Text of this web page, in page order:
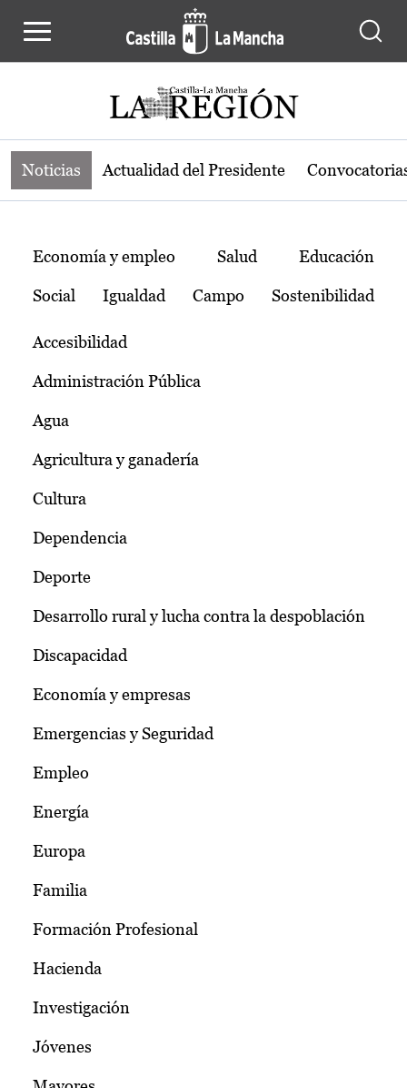
Noticias de la región de Castilla-La
Noticias Actualidad del Presidente
Temas
Economía y empleo Salud Educación
Social Igualdad Campo Sostenibilidad
Accesibilidad
Administración Pública
Agua
Agricultura y ganadería
Cultura
Dependencia
Deporte
Desarrollo rural y lucha contra la despoblación
Discapacidad
Economía y empresas
Emergencias y Seguridad
Empleo
Energía
Europa
Familia
Formación Profesional
Hacienda
Investigación
Jóvenes